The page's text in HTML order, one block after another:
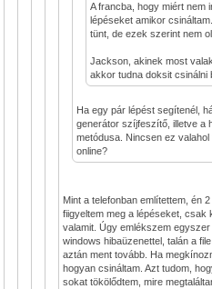
A francba, hogy miért nem
lépéseket amikor
tünt, de ezek szerint nem
Jackson, akinek most
akkor tudna doksit csinálni
Ha egy pár lépést segítenél,
generátor szíjfeszítő, illetve a
metódusa. Nincsen ez
online?
Mint a telefonban említettem, én
fiigyeltem meg a lépéseket, csak
valamit. Úgy emlékszem
windows hibaüzenettel, talán a
aztán ment tovább. Ha
hogyan csináltam. Azt tudom,
sokat tökölődtem, mire